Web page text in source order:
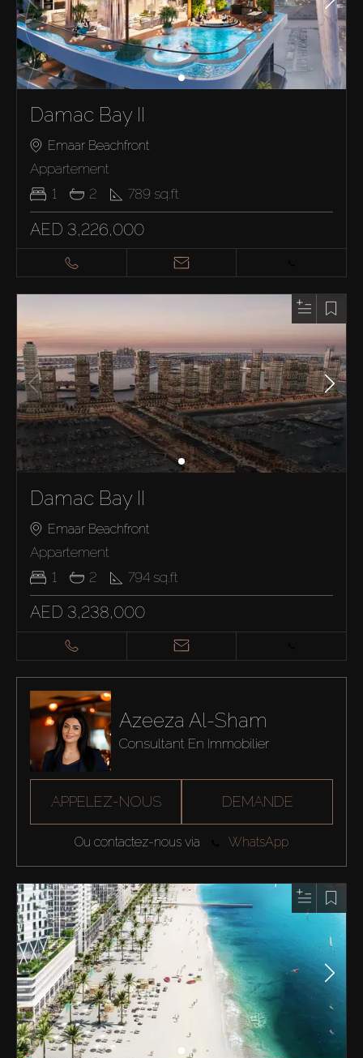
Damac Bay II
Emaar Beachfront
Appartement
1
2 789 sq.ft
AED 3,226,000
Damac Bay II
Emaar Beachfront
Appartement
1
2 794 sq.ft
AED 3,238,000
Azeeza Al-Sham
Consultant En Immobilier
APPELEZ-NOUS DEMANDE
Ou contactez-nous via WhatsApp